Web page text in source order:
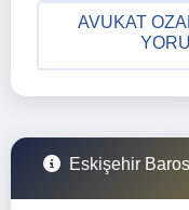
AVUKAT
Eskişehir